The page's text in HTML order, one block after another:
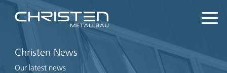
Christen News
Our latest news